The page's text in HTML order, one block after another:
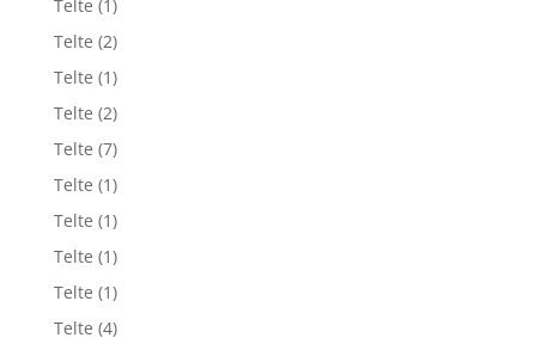
Telte (1)
Telte (2)
Telte (1)
Telte (2)
Telte (7)
Telte (1)
Telte (1)
Telte (1)
Telte (1)
Telte (4)